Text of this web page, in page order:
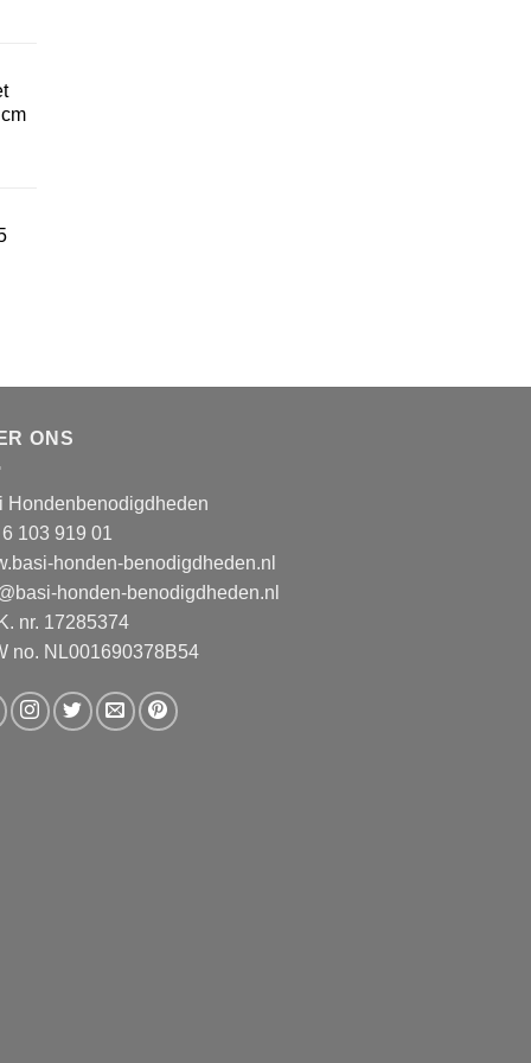
ONS
Hondenbenodigdheden
103 919 01
honden-benodigdheden.nl
honden-benodigdheden.nl
nr. 17285374
no. NL001690378B54